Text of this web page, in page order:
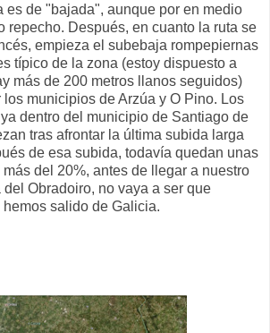
es de "bajada", aunque por en medio
repecho. Después, en cuanto la ruta se
empieza el subebaja rompepiernas
típico de la zona (estoy dispuesto a
más de 200 metros llanos seguidos)
municipios de Arzúa y O Pino. Los
dentro del municipio de Santiago de
tras afrontar la última subida larga
de esa subida, todavía quedan unas
del 20%, antes de llegar a nuestro
Obradoiro, no vaya a ser que
salido de Galicia.